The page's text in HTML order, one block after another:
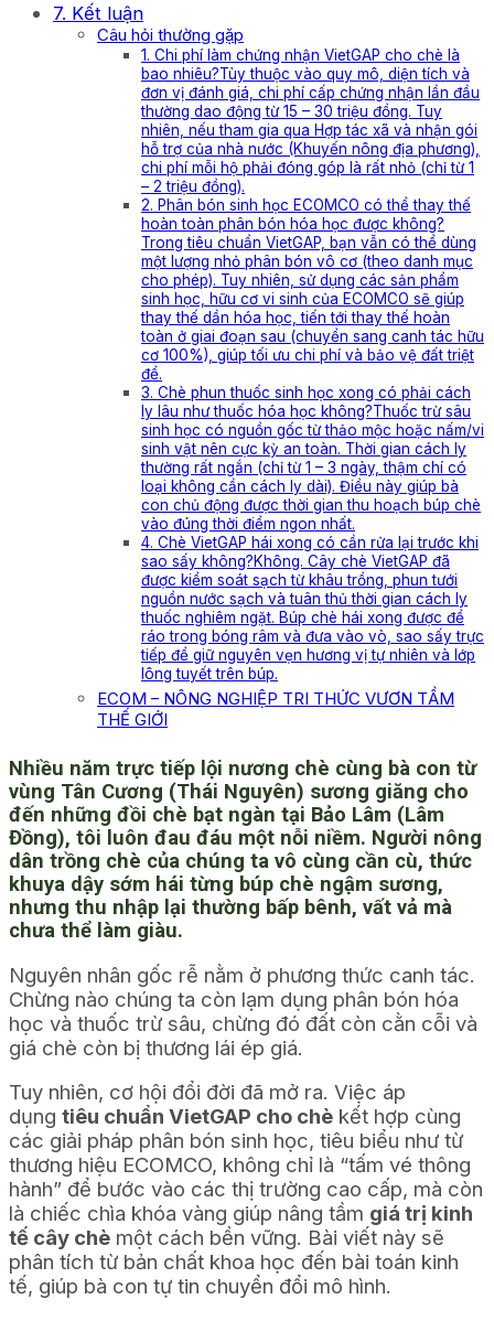
7. Kết luận
Câu hỏi thường gặp
1. Chi phí làm chứng nhận VietGAP cho chè là
bao nhiêu?Tùy thuộc vào quy mô, diện tích và
đơn vị đánh giá, chi phí cấp chứng nhận lần đầu
thường dao động từ 15 – 30 triệu đồng. Tuy
nhiên, nếu tham gia qua Hợp tác xã và nhận gói
hỗ trợ của nhà nước (Khuyến nông địa phương),
chi phí mỗi hộ phải đóng góp là rất nhỏ (chỉ từ 1
– 2 triệu đồng).
2. Phân bón sinh học ECOMCO có thể thay thế
hoàn toàn phân bón hóa học được không?
Trong tiêu chuẩn VietGAP, bạn vẫn có thể dùng
một lượng nhỏ phân bón vô cơ (theo danh mục
cho phép). Tuy nhiên, sử dụng các sản phẩm
sinh học, hữu cơ vi sinh của ECOMCO sẽ giúp
thay thế dần hóa học, tiến tới thay thế hoàn
toàn ở giai đoạn sau (chuyển sang canh tác hữu
cơ 100%), giúp tối ưu chi phí và bảo vệ đất triệt
để.
3. Chè phun thuốc sinh học xong có phải cách
ly lâu như thuốc hóa học không?Thuốc trừ sâu
sinh học có nguồn gốc từ thảo mộc hoặc nấm/vi
sinh vật nên cực kỳ an toàn. Thời gian cách ly
thường rất ngắn (chỉ từ 1 – 3 ngày, thậm chí có
loại không cần cách ly dài). Điều này giúp bà
con chủ động được thời gian thu hoạch búp chè
vào đúng thời điểm ngon nhất.
4. Chè VietGAP hái xong có cần rửa lại trước khi
sao sấy không?Không. Cây chè VietGAP đã
được kiểm soát sạch từ khâu trồng, phun tưới
nguồn nước sạch và tuân thủ thời gian cách ly
thuốc nghiêm ngặt. Búp chè hái xong được để
ráo trong bóng râm và đưa vào vò, sao sấy trực
tiếp để giữ nguyên vẹn hương vị tự nhiên và lớp
lông tuyết trên búp.
ECOM – NÔNG NGHIỆP TRI THỨC VƯƠN TẦM
THẾ GIỚI
Nhiều năm trực tiếp lội nương chè cùng bà con từ
vùng Tân Cương (Thái Nguyên) sương giăng cho
đến những đồi chè bạt ngàn tại Bảo Lâm (Lâm
Đồng), tôi luôn đau đáu một nỗi niềm. Người nông
dân trồng chè của chúng ta vô cùng cần cù, thức
khuya dậy sớm hái từng búp chè ngậm sương,
nhưng thu nhập lại thường bấp bênh, vất vả mà
chưa thể làm giàu.
Nguyên nhân gốc rễ nằm ở phương thức canh tác.
Chừng nào chúng ta còn lạm dụng phân bón hóa
học và thuốc trừ sâu, chừng đó đất còn cằn cỗi và
giá chè còn bị thương lái ép giá.
Tuy nhiên, cơ hội đổi đời đã mở ra. Việc áp
dụng tiêu chuẩn VietGAP cho chè kết hợp cùng
các giải pháp phân bón sinh học, tiêu biểu như từ
thương hiệu ECOMCO, không chỉ là “tấm vé thông
hành” để bước vào các thị trường cao cấp, mà còn
là chiếc chìa khóa vàng giúp nâng tầm giá trị kinh
tế cây chè một cách bền vững. Bài viết này sẽ
phân tích từ bản chất khoa học đến bài toán kinh
tế, giúp bà con tự tin chuyển đổi mô hình.